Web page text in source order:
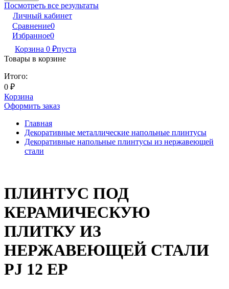
Посмотреть все результаты
Личный кабинет
Сравнение0
Избранное0
Корзина 0 ₽пуста
Товары в корзине
Итого:
0 ₽
Корзина
Оформить заказ
Главная
Декоративные металлические напольные плинтусы
Декоративные напольные плинтусы из нержавеющей
стали
ПЛИНТУС ПОД
КЕРАМИЧЕСКУЮ
ПЛИТКУ ИЗ
НЕРЖАВЕЮЩЕЙ СТАЛИ
PJ 12 EP